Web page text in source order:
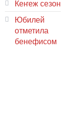
Кеҥеж сезон
Юбилей
отметила
бенефисом